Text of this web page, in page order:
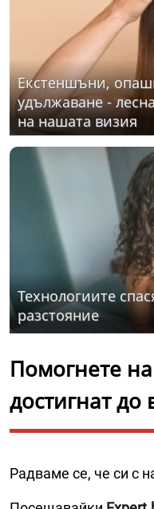
Екстеншъни,
удължаване -
на нашата визия
Технологиите
разстояние
Помогнете
достигнат до
Радваме се, че си с